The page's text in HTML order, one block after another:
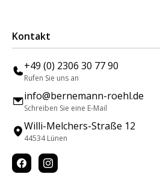
Kontakt
+49 (0) 2306 30 77 90
Rufen Sie uns an
info@bernemann-roehl.de
Schreiben Sie eine E-Mail
Willi-Melchers-Straße 12
44534 Lünen